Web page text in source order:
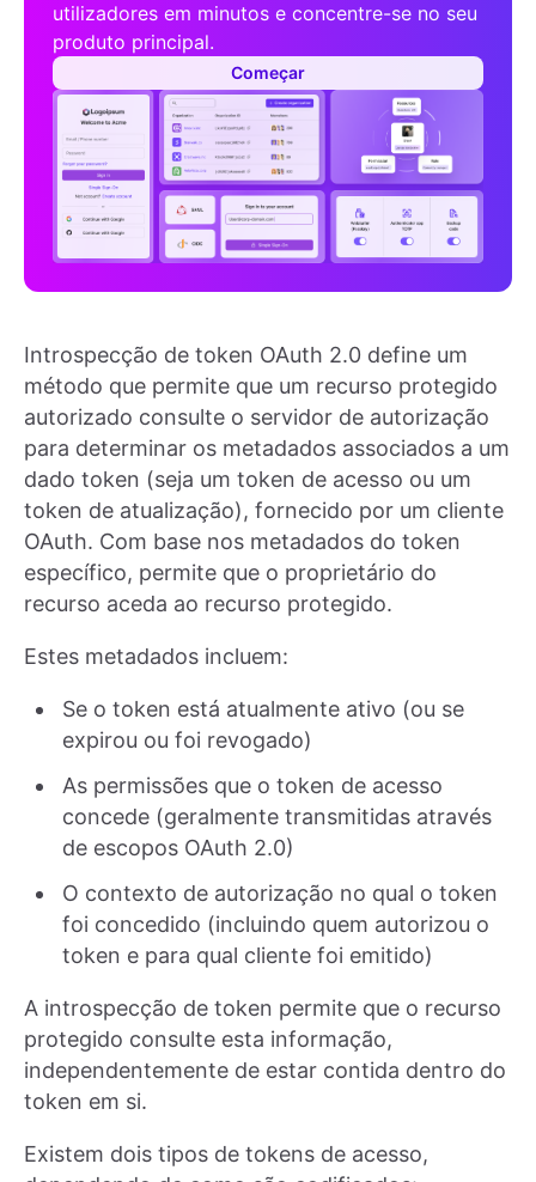
utilizadores em minutos e concentre-se no seu
produto principal.
Começar
Introspecção de token OAuth 2.0 define um
método que permite que um recurso protegido
autorizado consulte o servidor de autorização
para determinar os metadados associados a um
dado token (seja um token de acesso ou um
token de atualização), fornecido por um cliente
OAuth. Com base nos metadados do token
específico, permite que o proprietário do
recurso aceda ao recurso protegido.
Estes metadados incluem:
Se o token está atualmente ativo (ou se
expirou ou foi revogado)
As permissões que o token de acesso
concede (geralmente transmitidas através
de escopos OAuth 2.0)
O contexto de autorização no qual o token
foi concedido (incluindo quem autorizou o
token e para qual cliente foi emitido)
A introspecção de token permite que o recurso
protegido consulte esta informação,
independentemente de estar contida dentro do
token em si.
Existem dois tipos de tokens de acesso,